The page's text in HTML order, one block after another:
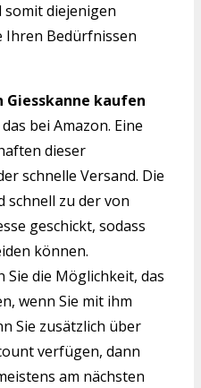
diejenigen
Ihren Bedürfnissen
Giesskanne kaufen
bei Amazon. Eine
dieser
schnelle Versand. Die
schnell zu der von
geschickt, sodass
können.
Sie die Möglichkeit, das
wenn Sie mit ihm
Sie zusätzlich über
verfügen, dann
am nächsten